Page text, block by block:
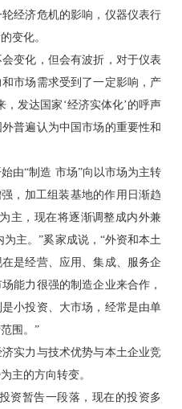
济危机的影响，仪器仪表行
变化。
化，但会有波折，对于仪表
市场需求受到了一定影响，产
发达国家‘经济实体化’的呼声
普遍认为中国市场的重要性和
“制造 市场”向以市场为主转
，加工组装基地的作用日渐趋
主，现在将逐渐调整成内外兼
主。”奚家成说，“外资和本土
是经营、应用、集成、服务企
能力很强的制造企业来合作，
小投资、大市场，经常是由单
围。”
力与技术优势与本土企业竞
主的方向转变。
暂告一段落，现在的投资多